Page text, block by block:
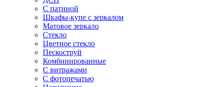
С патиной
Шкафы-купе с зеркалом
Матовое зеркало
Стекло
Цветное стекло
Пескоструй
Комбинированные
С витражами
С фотопечатью